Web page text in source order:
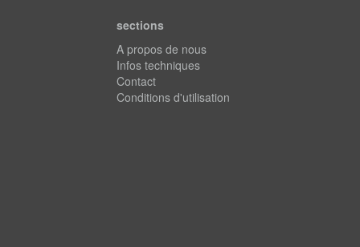
sections
A propos de nous
Infos techniques
Contact
Conditions d'utilisation